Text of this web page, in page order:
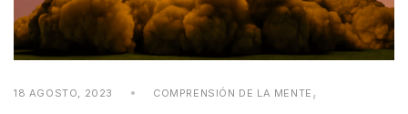
18 AGOSTO, 2023 COMPRENSIÓN DE LA MENTE ,